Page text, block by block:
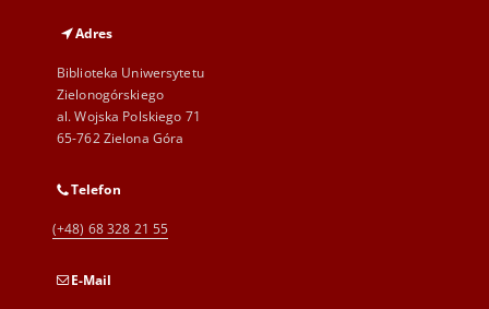
Adres
Biblioteka Uniwersytetu
Zielonogórskiego
al. Wojska Polskiego 71
65-762 Zielona Góra
Telefon
(+48) 68 328 21 55
E-Mail